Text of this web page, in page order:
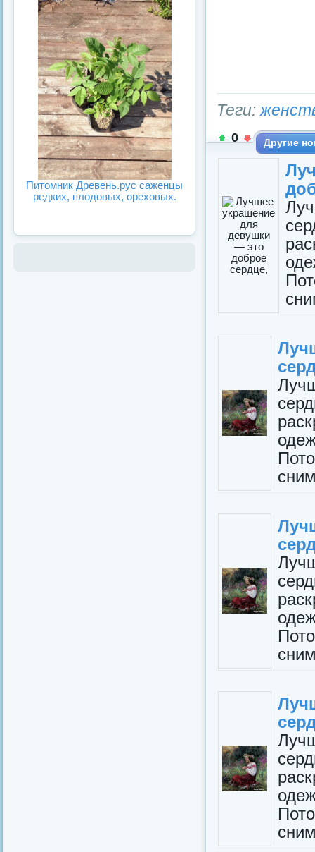
Теги:
0 Другие
Питомник Древень.рус саженцы
редких, плодовых, ореховых.